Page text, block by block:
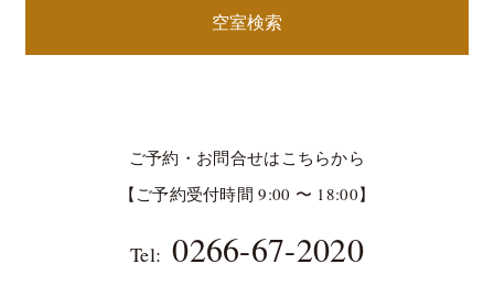
空室検索
ご予約・お問合せはこちらから
【ご予約受付時間 9:00 〜 18:00】
Tel: 0266-67-2020